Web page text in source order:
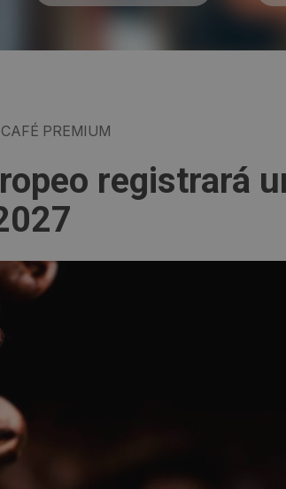
CAFÉ PREMIUM
registrará